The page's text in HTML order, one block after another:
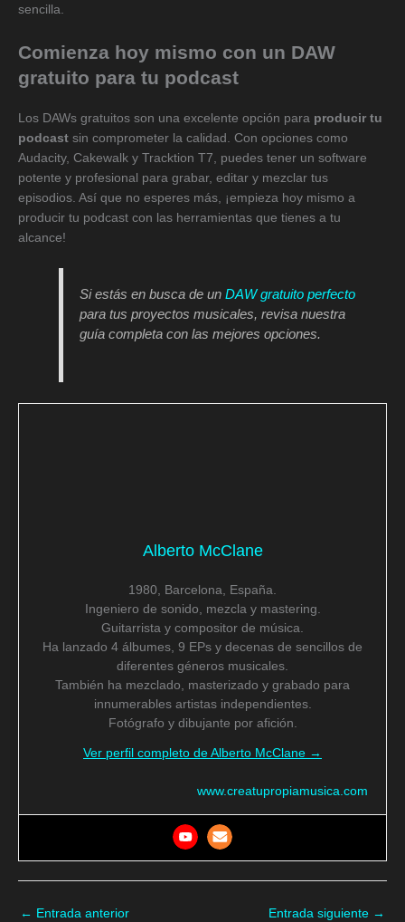
sencilla.
Comienza hoy mismo con un DAW
gratuito para tu podcast
Los DAWs gratuitos son una excelente opción para producir tu
podcast sin comprometer la calidad. Con opciones como
Audacity, Cakewalk y Tracktion T7, puedes tener un software
potente y profesional para grabar, editar y mezclar tus
episodios. Así que no esperes más, ¡empieza hoy mismo a
producir tu podcast con las herramientas que tienes a tu
alcance!
Si estás en busca de unDAW gratuito perfecto
para tus proyectos musicales, revisa nuestra
guía completa con las mejores opciones.
Alberto McClane
1980, Barcelona, España.
Ingeniero de sonido, mezcla y mastering.
Guitarrista y compositor de música.
Ha lanzado 4 álbumes, 9 EPs y decenas de sencillos de
diferentes géneros musicales.
También ha mezclado, masterizado y grabado para
innumerables artistas independientes.
Fotógrafo y dibujante por afición.
Ver perfil completo de Alberto McClane →
www.creatupropiamusica.com
← Entrada anterior Entrada siguiente →